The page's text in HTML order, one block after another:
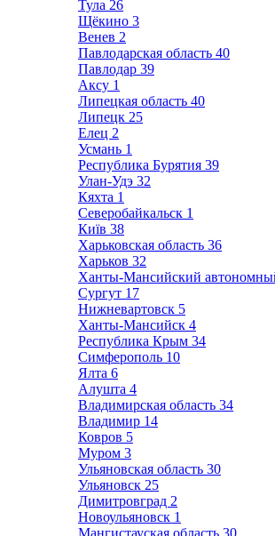
Тула 26
Щёкино 3
Венев 2
Павлодарская область 40
Павлодар 39
Аксу 1
Липецкая область 40
Липецк 25
Елец 2
Усмань 1
Республика Бурятия 39
Улан-Удэ 32
Кяхта 1
Северобайкальск 1
Київ 38
Харьковская область 36
Харьков 32
Ханты-Мансийский
Сургут 17
Нижневартовск 5
Ханты-Мансийск 4
Республика Крым 34
Симферополь 10
Ялта 6
Алушта 4
Владимирская область 34
Владимир 14
Ковров 5
Муром 3
Ульяновская область 30
Ульяновск 25
Димитровград 2
Новоульяновск 1
Мангистауская область 30